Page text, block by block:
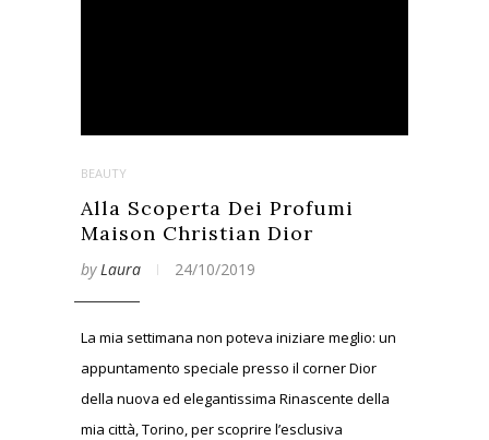
BEAUTY
Alla Scoperta Dei Profumi
Maison Christian Dior
byLaura 24/10/2019
La mia settimana non poteva iniziare meglio: un
appuntamento speciale presso il corner Dior
della nuova ed elegantissima Rinascente della
mia città, Torino, per scoprire l’esclusiva